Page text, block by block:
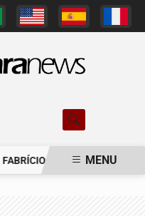
AUGUSTO FERREIRA
MENU